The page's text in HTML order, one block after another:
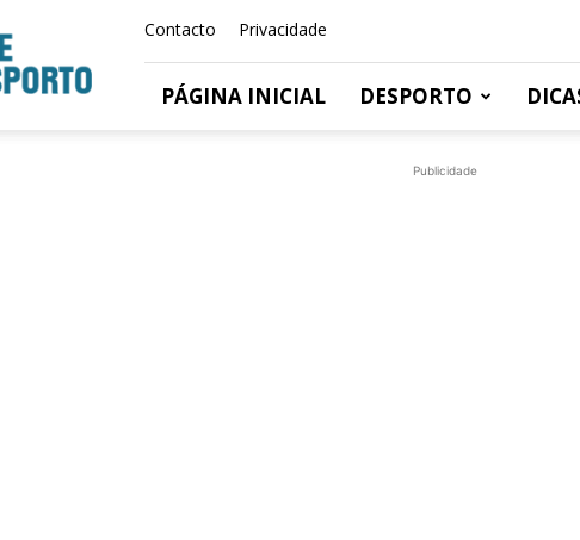
Contacto Privacidade
PÁGINA INICIAL DESPORTO
Publicidade